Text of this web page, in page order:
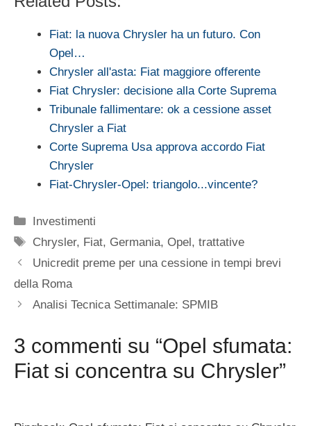
Fiat: la nuova Chrysler ha un futuro. Con
Opel…
Chrysler all'asta: Fiat maggiore offerente
Fiat Chrysler: decisione alla Corte Suprema
Tribunale fallimentare: ok a cessione asset
Chrysler a Fiat
Corte Suprema Usa approva accordo Fiat
Chrysler
Fiat-Chrysler-Opel: triangolo...vincente?
Categorie
Investimenti
Tag
Chrysler, Fiat, Germania,Opel,trattative
Unicredit preme per una cessione in tempi brevi
della Roma
Analisi Tecnica Settimanale: SPMIB
3 commenti su “Opel sfumata:
Fiat si concentra su Chrysler”